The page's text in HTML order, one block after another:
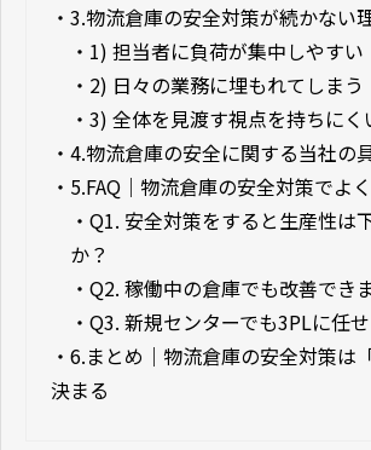
・ 3.物流倉庫の安全対策が続かない
・ 1) 担当者に負荷が集中しやすい
・ 2) 日々の業務に埋もれてしまう
・ 3) 全体を見渡す視点を持ちにく
・ 4.物流倉庫の安全に関する当社の
・ 5.FAQ｜物流倉庫の安全対策でよ
・ Q1. 安全対策をすると生産性は
か？
・ Q2. 稼働中の倉庫でも改善でき
・ Q3. 新規センターでも3PLに任
・ 6.まとめ｜物流倉庫の安全対策は
決まる